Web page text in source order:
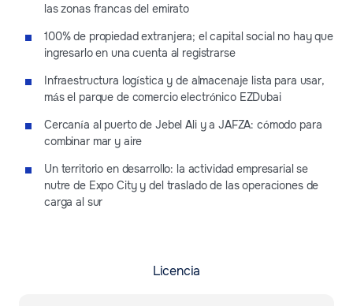
las zonas francas del emirato
100% de propiedad extranjera; el capital social no hay que
ingresarlo en una cuenta al registrarse
Infraestructura logística y de almacenaje lista para usar,
más el parque de comercio electrónico EZDubai
Cercanía al puerto de Jebel Ali y a JAFZA: cómodo para
combinar mar y aire
Un territorio en desarrollo: la actividad empresarial se
nutre de Expo City y del traslado de las operaciones de
carga al sur
Licencia